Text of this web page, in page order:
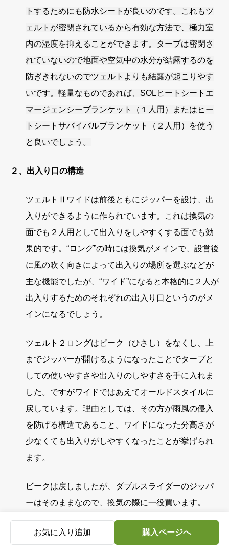
トするためにも防水シートが良いのです。これもツ
ェルトが密閉されているから有効な方法で、極力室
内の湿度を抑えることができます。タープは密閉さ
れていないので地面や空気中の水分が結露するのを
防ぎきれないのでツェルトよりも結露が起こりやす
いです。軽量なものであれば、SOLヒートシートエ
マージェンシーブランケット（１人用）またはヒー
トシートサバイバルブランケット（２人用）を使う
と良いでしょう。
２、出入り口の構造
ツェルトⅡワイドは前後ともにジッパーを設け、出
入りができるように作られています。これは換気の
面でも２人用として出入りをしやすくする面でも効
果的です。“ロング”の時には換気がメインで、設営後
に風の吹く向きによって出入りの場所を選ぶなどが
主な機能でしたが、“ワイド”になると本格的に２人が
出入りするためのそれぞれの出入り口というのがメ
インになるでしょう。
ツェルト２ロングはビーク（ひさし）をなくし、上
までジッパーが開けるようになったことでタープと
しての使いやすさや出入りのしやすさを手に入れま
した。ですがワイドではあえてオールドスタイルに
戻しています。理由としては、その方が雨風の侵入
を防げる構造であること。ワイドになった分高さが
少なくても出入りがしやすくなったことが挙げられ
ます。
ビークは戻しましたが、ダブルスライダーのジッパ
ーはそのままなので、換気の際に一役買います。
お気に入り追加 購入ページへ